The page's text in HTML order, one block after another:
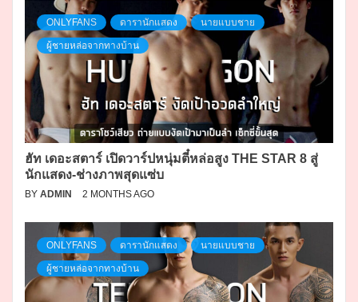
ONLYFANS ดารานักแสดง นายแบบชาย
ผู้ชายหล่อจากทางบ้าน
ฮัท เดอะสตาร์ เปิดวาร์ปหนุ่มตี๋หล่อสูง THE STAR 8 สู่
นักแสดง-ช่างภาพสุดแซ่บ
BY ADMIN 2 MONTHS AGO
ONLYFANS ดารานักแสดง นายแบบชาย
ผู้ชายหล่อจากทางบ้าน